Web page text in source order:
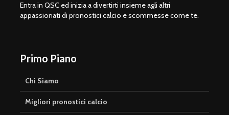
Entra in QSC ed inizia a divertirti insieme agli altri
appassionati di pronostici calcio e scommesse come te.
Primo Piano
Chi Siamo
Migliori pronostici calcio